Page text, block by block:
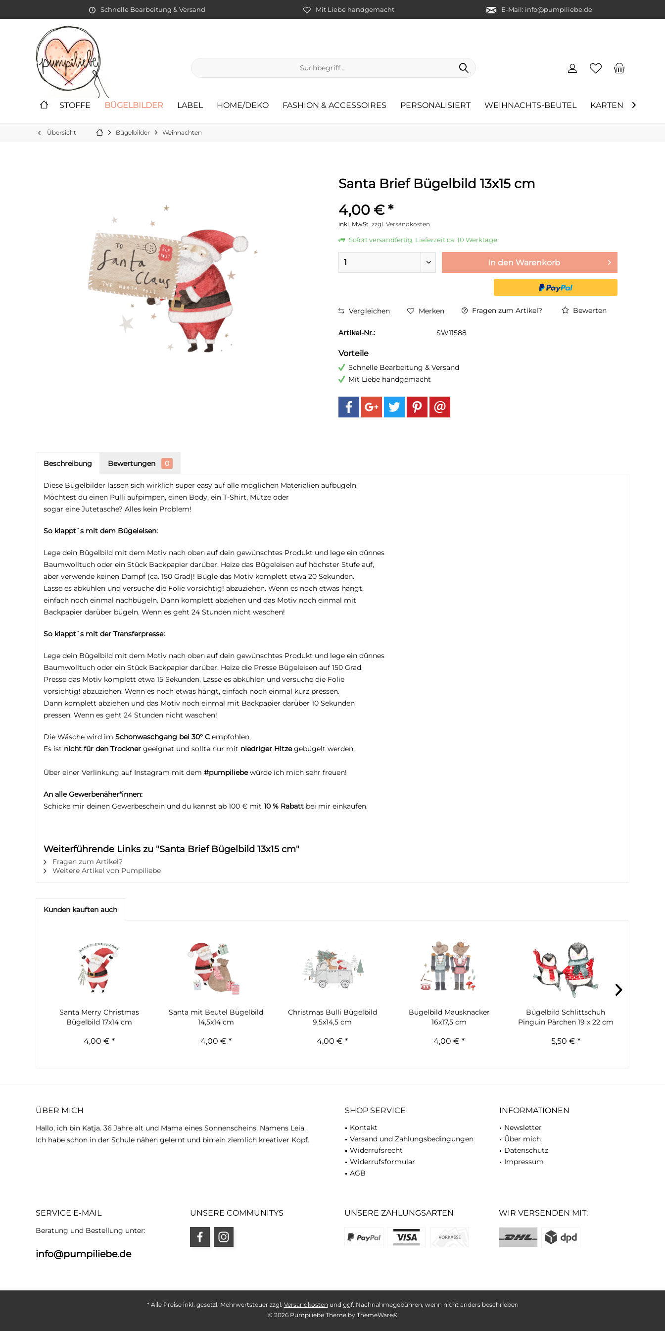
Schnelle Bearbeitung & Versand Mit Liebe handgemacht E-Mail: info@pumpiliebe.de
STOFFE BÜGELBILDER LABEL HOME/DEKO FASHION & ACCESSOIRES PERSONALISIERT WEIHNACHTS-BEUTEL KARTEN 
Übersicht Bügelbilder Weihnachten
Santa Brief Bügelbild 13x15 cm
4,00 € *
inkl. MwSt. zzgl. Versandkosten
Sofort versandfertig, Lieferzeit ca. 10 Werktage
In den Warenkorb
Vergleichen Merken Fragen zum Artikel? Bewerten
Artikel-Nr.: SW11588
Vorteile
Schnelle Bearbeitung & Versand
Mit Liebe handgemacht
Beschreibung Bewertungen 0
Diese Bügelbilder lassen sich wirklich super easy auf alle möglichen Materialien aufbügeln.
Möchtest du einen Pulli aufpimpen, einen Body, ein T-Shirt, Mütze oder
sogar eine Jutetasche? Alles kein Problem!
So klappt`s mit dem Bügeleisen:
Lege dein Bügelbild mit dem Motiv nach oben auf dein gewünschtes Produkt und lege ein dünnes
Baumwolltuch oder ein Stück Backpapier darüber. Heize das Bügeleisen auf höchster Stufe auf,
aber verwende keinen Dampf (ca. 150 Grad)! Bügle das Motiv komplett etwa 20 Sekunden.
Lasse es abkühlen und versuche die Folie vorsichtig! abzuziehen. Wenn es noch etwas hängt,
einfach noch einmal nachbügeln. Dann komplett abziehen und das Motiv noch einmal mit
Backpapier darüber bügeln. Wenn es geht 24 Stunden nicht waschen!
So klappt`s mit der Transferpresse:
Lege dein Bügelbild mit dem Motiv nach oben auf dein gewünschtes Produkt und lege ein dünnes
Baumwolltuch oder ein Stück Backpapier darüber. Heize die Presse Bügeleisen auf 150 Grad.
Presse das Motiv komplett etwa 15 Sekunden. Lasse es abkühlen und versuche die Folie
vorsichtig! abzuziehen. Wenn es noch etwas hängt, einfach noch einmal kurz pressen.
Dann komplett abziehen und das Motiv noch einmal mit Backpapier darüber 10 Sekunden
pressen. Wenn es geht 24 Stunden nicht waschen!
Die Wäsche wird im Schonwaschgang bei 30° C empfohlen.
Es ist nicht für den Trockner geeignet und sollte nur mit niedriger Hitzegebügelt werden.
Über einer Verlinkung auf Instagram mit dem #pumpiliebewürde ich mich sehr freuen!
An alle Gewerbenäher*innen:
Schicke mir deinen Gewerbeschein und du kannst ab 100 € mit 10 % Rabatt bei mir einkaufen.
Weiterführende Links zu "Santa Brief Bügelbild 13x15 cm"
Fragen zum Artikel?
Weitere Artikel von Pumpiliebe
Kunden kauften auch
Santa Merry Christmas
Bügelbild 17x14 cm
4,00 € *
Santa mit Beutel Bügelbild
14,5x14 cm
4,00 € *
Christmas Bulli Bügelbild
9,5x14,5 cm
4,00 € *
Bügelbild Mausknacker
16x17,5 cm
4,00 € *
Bügelbild Schlittschuh
Pinguin Pärchen 19 x 22 cm
5,50 € *
ÜBER MICH
Hallo, ich bin Katja. 36 Jahre alt und Mama eines Sonnenscheins, Namens Leia.
Ich habe schon in der Schule nähen gelernt und bin ein ziemlich kreativer Kopf.
SHOP SERVICE
Kontakt
Versand und Zahlungsbedingungen
Widerrufsrecht
Widerrufsformular
AGB
INFORMATIONEN
Newsletter
Über mich
Datenschutz
Impressum
SERVICE E-MAIL
Beratung und Bestellung unter:
info@pumpiliebe.de
UNSERE COMMUNITYS UNSERE ZAHLUNGSARTEN WIR VERSENDEN MIT:
* Alle Preise inkl. gesetzl. Mehrwertsteuer zzgl. Versandkosten und ggf. Nachnahmegebühren, wenn nicht anders beschrieben
© 2026 Pumpiliebe Theme by ThemeWare®